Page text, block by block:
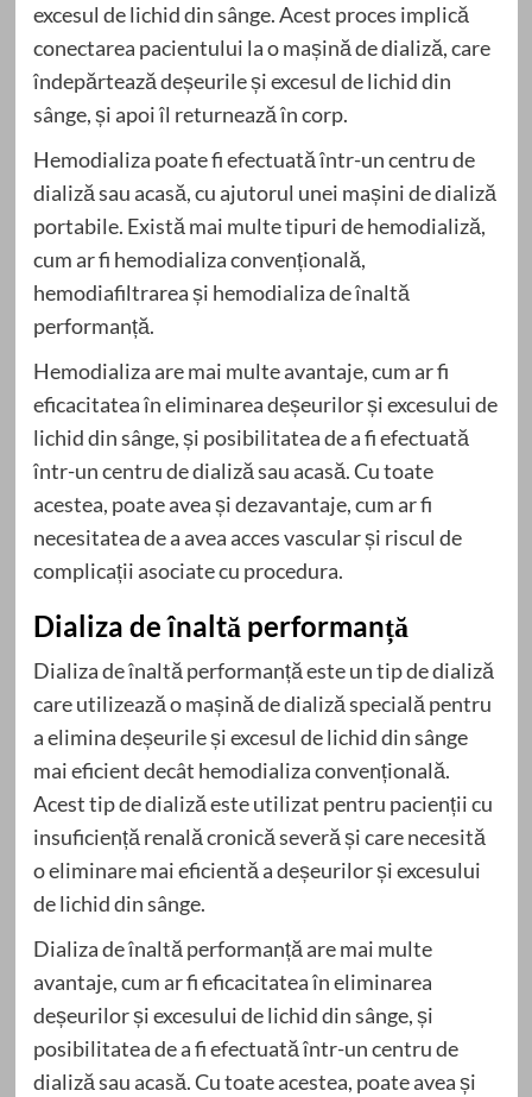
excesul de lichid din sânge. Acest proces implică
conectarea pacientului la o mașină de dializă, care
îndepărtează deșeurile și excesul de lichid din
sânge, și apoi îl returnează în corp.
Hemodializa poate fi efectuată într-un centru de
dializă sau acasă, cu ajutorul unei mașini de dializă
portabile. Există mai multe tipuri de hemodializă,
cum ar fi hemodializa convențională,
hemodiafiltrarea și hemodializa de înaltă
performanță.
Hemodializa are mai multe avantaje, cum ar fi
eficacitatea în eliminarea deșeurilor și excesului de
lichid din sânge, și posibilitatea de a fi efectuată
într-un centru de dializă sau acasă. Cu toate
acestea, poate avea și dezavantaje, cum ar fi
necesitatea de a avea acces vascular și riscul de
complicații asociate cu procedura.
Dializa de înaltă performanță
Dializa de înaltă performanță este un tip de dializă
care utilizează o mașină de dializă specială pentru
a elimina deșeurile și excesul de lichid din sânge
mai eficient decât hemodializa convențională.
Acest tip de dializă este utilizat pentru pacienții cu
insuficiență renală cronică severă și care necesită
o eliminare mai eficientă a deșeurilor și excesului
de lichid din sânge.
Dializa de înaltă performanță are mai multe
avantaje, cum ar fi eficacitatea în eliminarea
deșeurilor și excesului de lichid din sânge, și
posibilitatea de a fi efectuată într-un centru de
dializă sau acasă. Cu toate acestea, poate avea și